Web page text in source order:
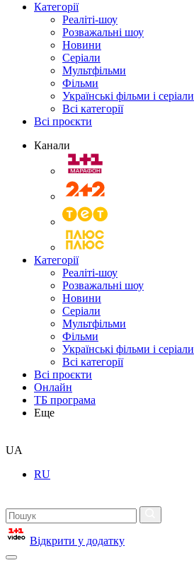
Категорії
Реаліті-шоу
Розважальні шоу
Новини
Серіали
Мультфільми
Фільми
Українські фільми і серіали
Всі категорії
Всі проєкти
Канали
Категорії
Реаліті-шоу
Розважальні шоу
Новини
Серіали
Мультфільми
Фільми
Українські фільми і серіали
Всі категорії
Всі проєкти
Онлайн
ТБ програма
Еще
UA
RU
Відкрити у додатку